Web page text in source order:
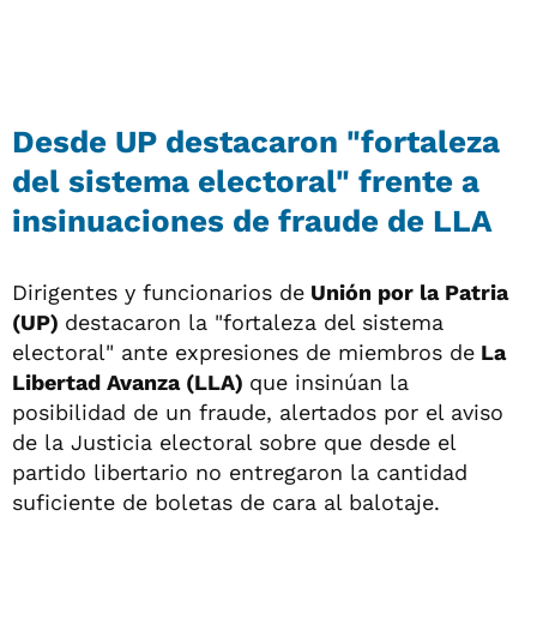
Desde UP destacaron "fortaleza
del sistema electoral" frente a
insinuaciones de fraude de LLA
Dirigentes y funcionarios de Unión por la Patria
(UP) destacaron la "fortaleza del sistema
electoral" ante expresiones de miembros de La
Libertad Avanza (LLA) que insinúan la
posibilidad de un fraude, alertados por el aviso
de la Justicia electoral sobre que desde el
partido libertario no entregaron la cantidad
suficiente de boletas de cara al balotaje.